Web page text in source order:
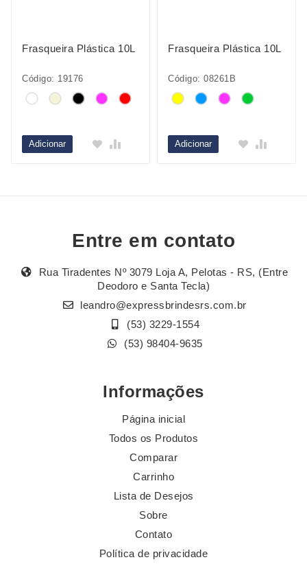
Frasqueira Plástica 10L
Código: 19176
Adicionar
Frasqueira Plástica 10L
Código: 08261B
Adicionar
Entre em contato
Rua Tiradentes Nº 3079 Loja A, Pelotas - RS, (Entre
Deodoro e Santa Tecla)
leandro@expressbrindesrs.com.br
(53) 3229-1554
(53) 98404-9635
Informações
Página inicial
Todos os Produtos
Comparar
Carrinho
Lista de Desejos
Sobre
Contato
Política de privacidade